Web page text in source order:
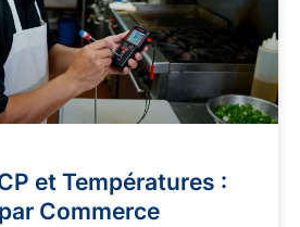
et Températures :
Commerce